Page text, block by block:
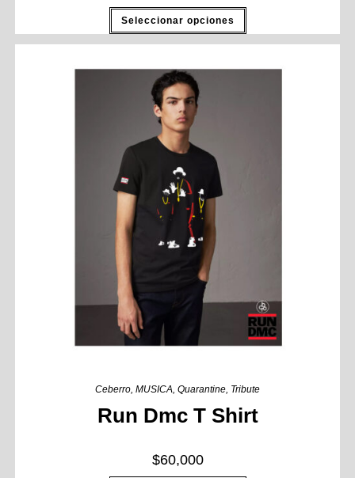
Seleccionar opciones
Ceberro, MUSICA, Quarantine, Tribute
Run Dmc T Shirt
$60,000